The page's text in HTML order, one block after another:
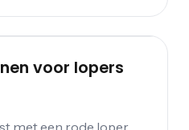
voor lopers